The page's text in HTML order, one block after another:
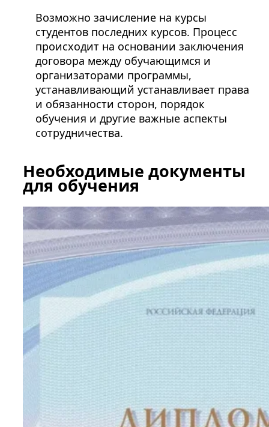
Возможно зачисление на курсы
студентов последних курсов. Процесс
происходит на основании заключения
договора между обучающимся и
организаторами программы,
устанавливающий устанавливает права
и обязанности сторон, порядок
обучения и другие важные аспекты
сотрудничества.
Необходимые документы
для обучения